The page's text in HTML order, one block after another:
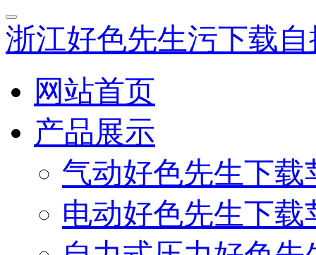
浙江好色先生污下载
网站首页
产品展示
气动好色先生下
电动好色先生下